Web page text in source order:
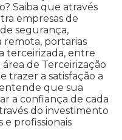
Saiba que através
empresas de
segurança,
remota, portarias
terceirizada, entre
de Terceirização
trazer a satisfação a
que sua
a confiança de cada
do investimento
profissionais